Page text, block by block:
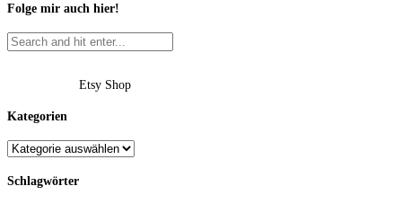
Folge mir auch hier!
Etsy Shop
Kategorien
Schlagwörter